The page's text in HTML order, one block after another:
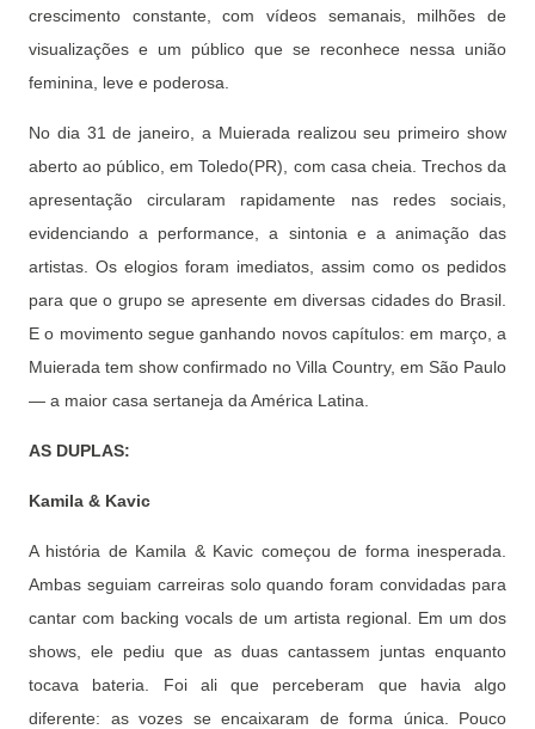
crescimento constante, com vídeos semanais, milhões de
visualizações e um público que se reconhece nessa união
feminina, leve e poderosa.
No dia 31 de janeiro, a Muierada realizou seu primeiro show
aberto ao público, em Toledo(PR), com casa cheia. Trechos da
apresentação circularam rapidamente nas redes sociais,
evidenciando a performance, a sintonia e a animação das
artistas. Os elogios foram imediatos, assim como os pedidos
para que o grupo se apresente em diversas cidades do Brasil.
E o movimento segue ganhando novos capítulos: em março, a
Muierada tem show confirmado no Villa Country, em São Paulo
— a maior casa sertaneja da América Latina.
AS DUPLAS:
Kamila & Kavic
A história de Kamila & Kavic começou de forma inesperada.
Ambas seguiam carreiras solo quando foram convidadas para
cantar com backing vocals de um artista regional. Em um dos
shows, ele pediu que as duas cantassem juntas enquanto
tocava bateria. Foi ali que perceberam que havia algo
diferente: as vozes se encaixaram de forma única. Pouco